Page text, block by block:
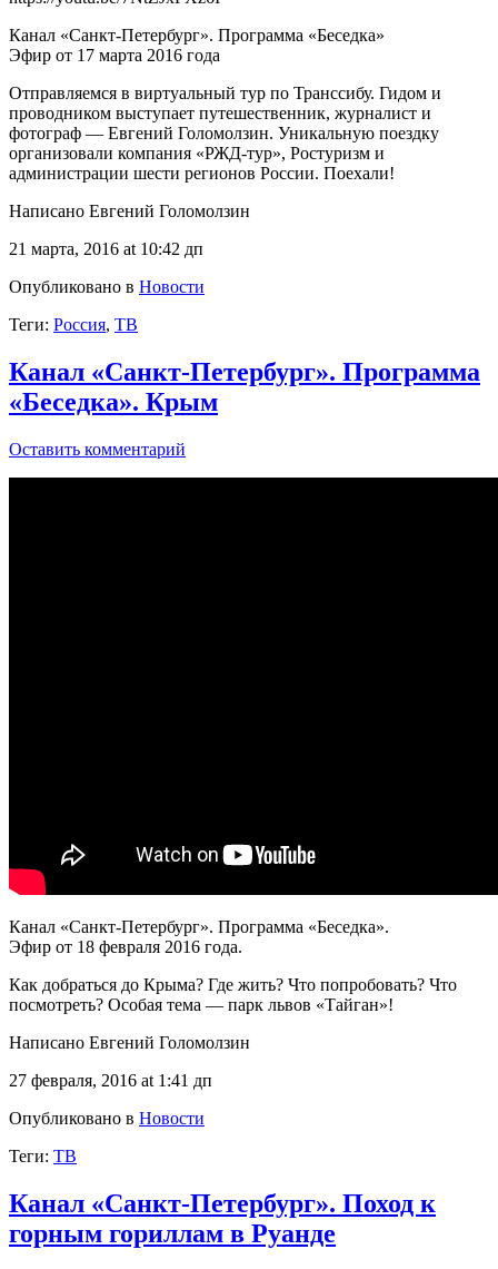
Канал «Санкт-Петербург». Программа «Беседка»
Эфир от 17 марта 2016 года
Отправляемся в виртуальный тур по Транссибу. Гидом и
проводником выступает путешественник, журналист и
фотограф — Евгений Голомолзин. Уникальную поездку
организовали компания «РЖД-тур», Ростуризм и
администрации шести регионов России. Поехали!
Написано Евгений Голомолзин
21 марта, 2016 at 10:42 дп
Опубликовано в Новости
Теги: Россия, ТВ
Канал «Санкт-Петербург». Программа
«Беседка». Крым
Оставить комментарий
Канал «Санкт-Петербург». Программа «Беседка».
Эфир от 18 февраля 2016 года.
Как добраться до Крыма? Где жить? Что попробовать? Что
посмотреть? Особая тема — парк львов «Тайган»!
Написано Евгений Голомолзин
27 февраля, 2016 at 1:41 дп
Опубликовано в Новости
Теги: ТВ
Канал «Санкт-Петербург». Поход к
горным гориллам в Руанде